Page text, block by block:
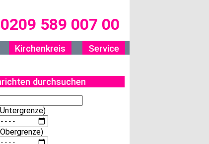
0209 589 007 00
Kirchenkreis Service
durchsuchen